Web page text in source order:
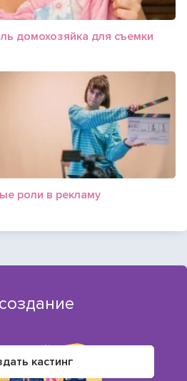
домохозяйка для съемки
роли в рекламу
кастинг